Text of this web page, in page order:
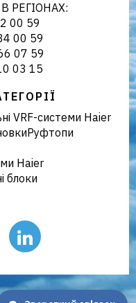
РЕГІОНАХ:
00 59
00 59
07 59
03 15
VRF-системи Haier
Руфтопи
Haier
блоки